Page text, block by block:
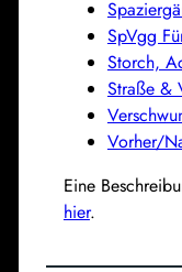
SpVgg
Storch,
Straße &
Vorher/
Eine
hier.